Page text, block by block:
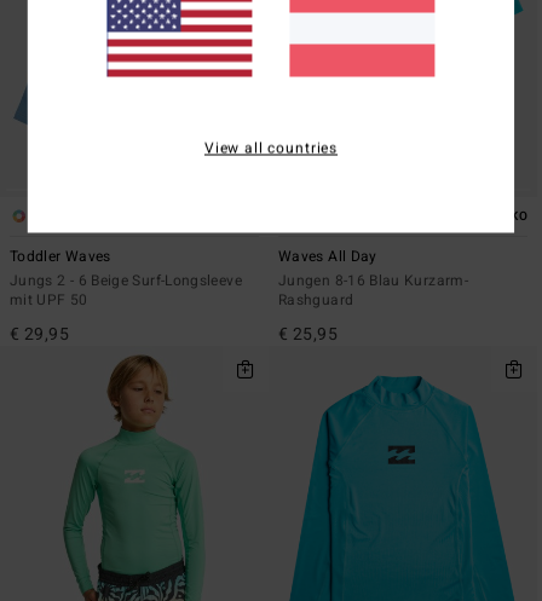
Toddler Waves
Jungs 2 - 6 Beige Surf-Longsleeve
mit UPF 50
€ 29,95
ÖKO
Waves All Day
Jungen 8-16 Blau Kurzarm-
Rashguard
€ 25,95
View all countries